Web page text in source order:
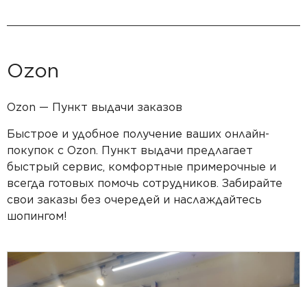
Ozon
Ozon — Пункт выдачи заказов
Быстрое и удобное получение ваших онлайн-
покупок с Ozon. Пункт выдачи предлагает
быстрый сервис, комфортные примерочные и
всегда готовых помочь сотрудников. Забирайте
свои заказы без очередей и наслаждайтесь
шопингом!